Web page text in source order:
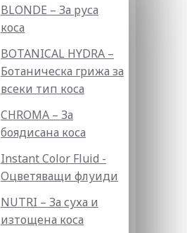
BLONDE – За руса
коса
BOTANICAL HYDRA –
Ботаническа грижа за
всеки тип коса
CHROMA – За
боядисана коса
Instant Color Fluid -
Оцветяващи флуиди
NUTRI – За суха и
изтощена коса